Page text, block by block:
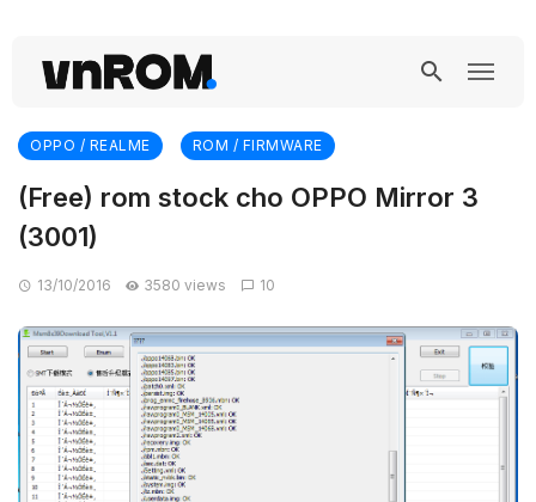
OPPO / REALME ROM / FIRMWARE
(Free) rom stock cho OPPO Mirror 3
(3001)
13/10/2016 3580 views 10